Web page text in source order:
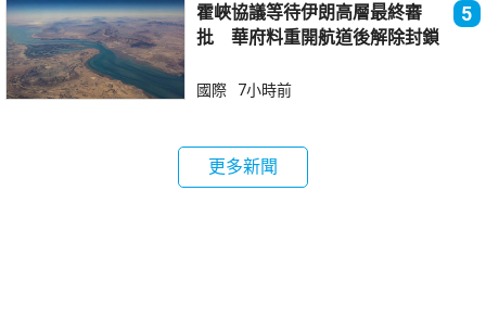
霍峽協議等待伊朗高層最終審
批 華府料重開航道後解除封鎖
5
國際 7小時前
更多新聞